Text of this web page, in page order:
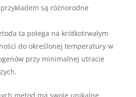
są różnorodne
ta polega na krótkotrwałym
do określonej temperatury w
przy minimalnej utracie